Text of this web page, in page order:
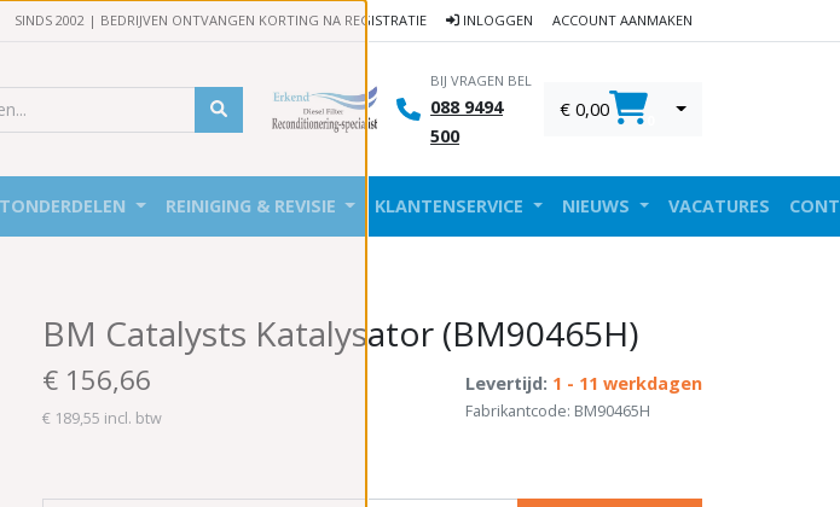
SINDS 2002 | BEDRIJVEN ONTVANGEN KORTING NA REGISTRATIE INLOGGEN ACCOUNT AANMAKEN
BIJ VRAGEN BEL
088 9494
500
€ 0,00
REINIGING & REVISIE KLANTENSERVICE NIEUWS VACATURES
BM Catalysts Katalysator (BM90465H)
€ 156,66
€ 189,55 incl. btw
Levertijd: 1 - 11 werkdagen
Fabrikantcode: BM90465H